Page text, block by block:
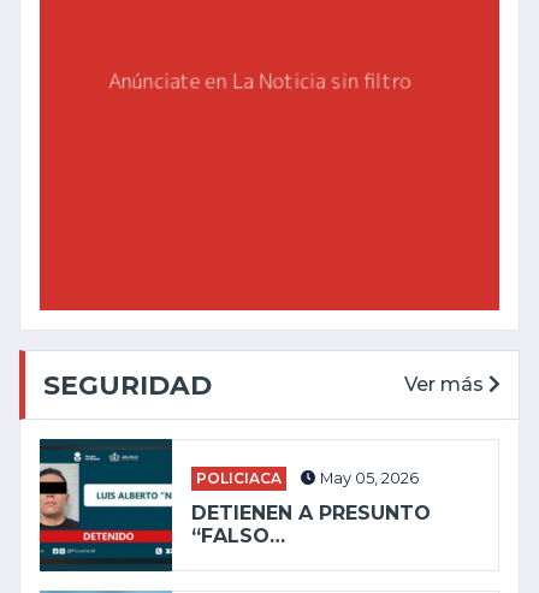
SEGURIDAD Ver más
POLICIACA May 05, 2026
DETIENEN A PRESUNTO
“FALSO…